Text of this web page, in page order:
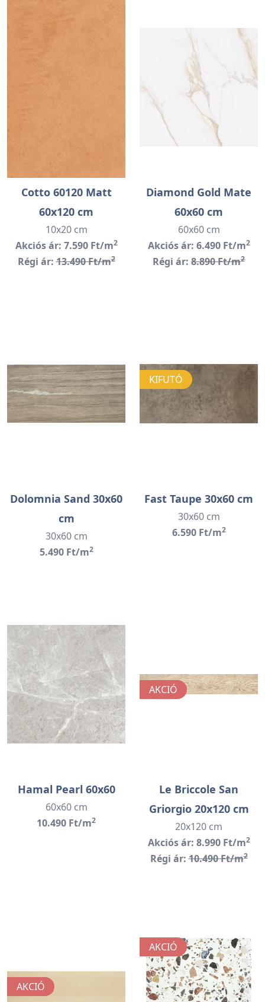
Cotto 60120 Matt
60x120 cm
10x20 cm
Akciós ár: 7.590 Ft/m2
Régi ár:13.490 Ft/m2
Diamond Gold Mate
60x60 cm
60x60 cm
Akciós ár: 6.490 Ft/m2
Régi ár: 8.890 Ft/m2
Dolomnia Sand 30x60
cm
30x60 cm
5.490 Ft/m2
KIFUTÓ
Fast Taupe 30x60 cm
30x60 cm
6.590 Ft/m2
Hamal Pearl 60x60
60x60 cm
10.490 Ft/m2
AKCIÓ
Le Briccole San
Griorgio 20x120 cm
20x120 cm
Akciós ár: 8.990 Ft/m2
Régi ár:10.490 Ft/m2
AKCIÓ
AKCIÓ